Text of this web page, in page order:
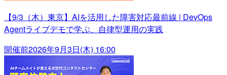
【9/3（木）東京】AIを活用した障害対応最前線 | DevOps
Agentライブデモで学ぶ、自律型運用の実践
開催前2026年9月3日(木) 16:00